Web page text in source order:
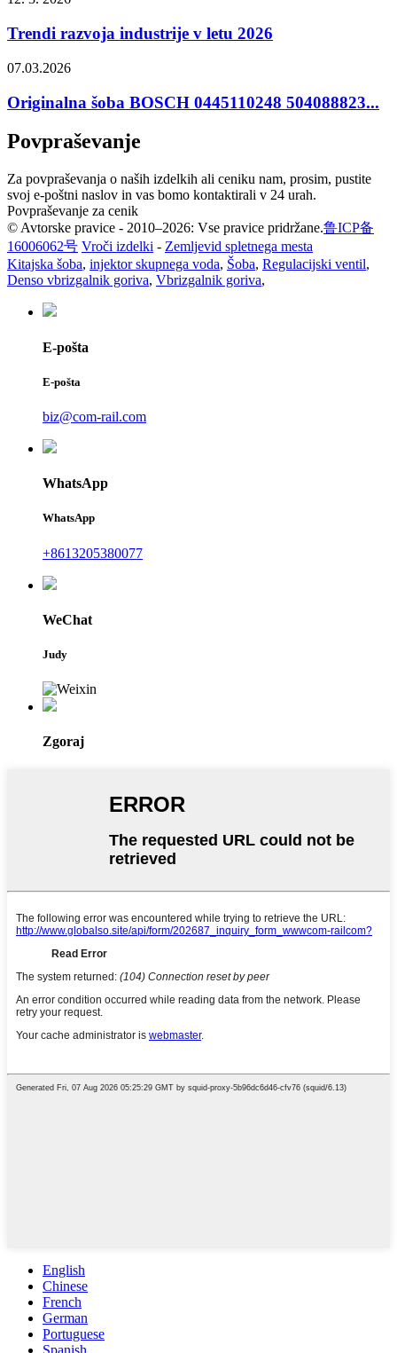
Trendi razvoja industrije v letu 2026
07.03.2026
Originalna šoba BOSCH 0445110248 504088823...
Povpraševanje
Za povpraševanja o naših izdelkih ali ceniku nam, prosim, pustite
svoj e-poštni naslov in vas bomo kontaktirali v 24 urah.
Povpraševanje za cenik
© Avtorske pravice - 2010–2026: Vse pravice pridržane.鲁ICP备
16006062号 Vroči izdelki - Zemljevid spletnega mesta
Kitajska šoba, injektor skupnega voda, Šoba, Regulacijski ventil,
Denso vbrizgalnik goriva, Vbrizgalnik goriva,
E-pošta
E-pošta
biz@com-rail.com
WhatsApp
WhatsApp
+8613205380077
WeChat
Judy
Zgoraj
English
Chinese
French
German
Portuguese
Spanish